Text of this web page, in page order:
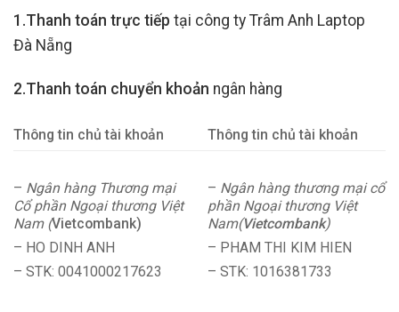
1.Thanh toán trực tiếp tại công ty Trâm Anh Laptop
Đà Nẵng
2.Thanh toán chuyển khoản ngân hàng
Thông tin chủ tài khoản Thông tin chủ tài khoản
– Ngân hàng Thương mại
Cổ phần Ngoại thương Việt
Nam (Vietcombank)
– HO DINH ANH
– STK: 0041000217623
– Ngân hàng thương mại cổ
phần Ngoại thương Việt
Nam(Vietcombank)
– PHAM THI KIM HIEN
– STK: 1016381733